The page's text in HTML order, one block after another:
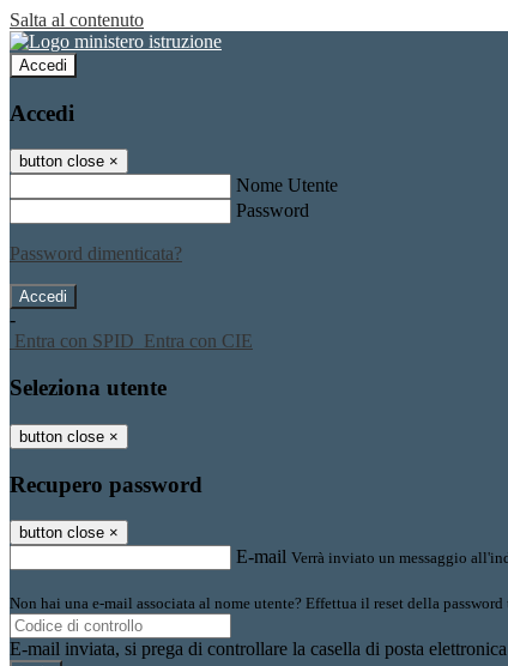
Salta al contenuto
Accedi
Accedi
button close ×
Nome Utente
Password
Password dimenticata?
-
Entra con SPID Entra con CIE
Seleziona utente
button close ×
Recupero password
button close ×
E-mail Verrà inviato un messaggio
Non hai una e-mail associata al nome utente? Effettua il reset della
E-mail inviata, si prega di controllare la casella di posta